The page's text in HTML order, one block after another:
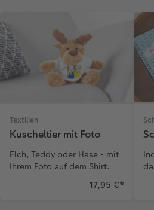
Textilien
Kuscheltier mit Foto
Elch, Teddy oder Hase - mit
Ihrem Foto auf dem Shirt.
17,95 €*